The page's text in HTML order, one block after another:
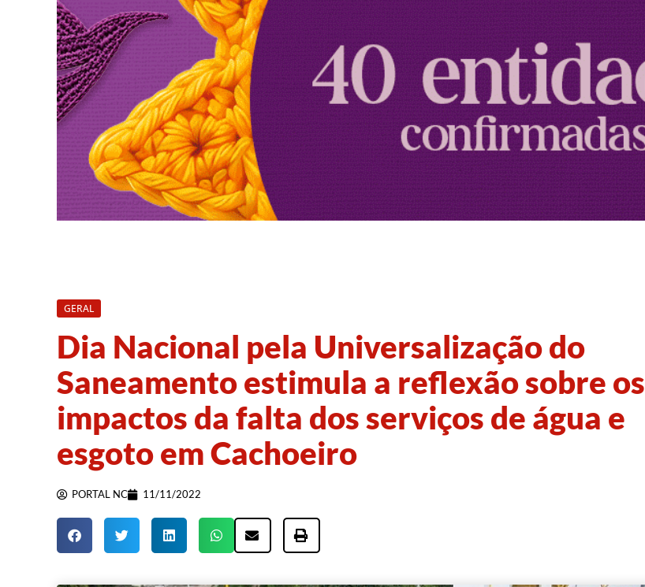
GERAL
Dia Nacional pela Universalização do
Saneamento estimula a reflexão sobre os
impactos da falta dos serviços de água e
esgoto em Cachoeiro
PORTAL NC 11/11/2022